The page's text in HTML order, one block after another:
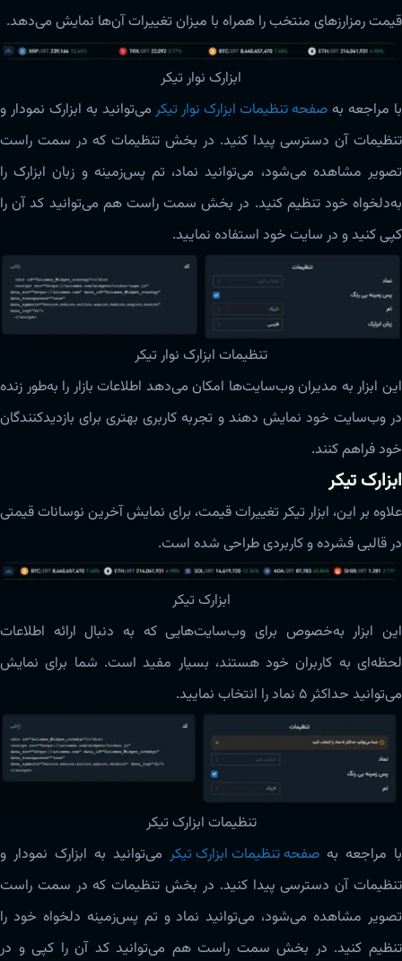
قیمت رمزارزهای منتخب را همراه با میزان تغییرات آن‌ها نمایش می‌دهد.
ابزارک نوار تیکر
با مراجعه به صفحه تنظیمات ابزارک نوار تیکرمی‌توانید به ابزارک نمودار و
تنظیمات آن دسترسی پیدا کنید. در بخش تنظیمات که در سمت راست
تصویر مشاهده می‌شود، می‌توانید نماد، تم پس‌زمینه و زبان ابزارک را
به‌دلخواه خود تنظیم کنید. در بخش سمت راست هم می‌توانید کد آن را
کپی کنید و در سایت خود استفاده نمایید.
تنظیمات ابزارک نوار تیکر
این ابزار به مدیران وب‌سایت‌ها امکان می‌دهد اطلاعات بازار را به‌طور زنده
در وب‌سایت خود نمایش دهند و تجربه کاربری بهتری برای بازدیدکنندگان
خود فراهم کنند.
ابزارک تیکر
علاوه بر این، ابزار تیکر تغییرات قیمت، برای نمایش آخرین نوسانات قیمتی
در قالبی فشرده و کاربردی طراحی شده است.
ابزارک تیکر
این ابزار به‌خصوص برای وب‌سایت‌هایی که به دنبال ارائه اطلاعات
لحظه‌ای به کاربران خود هستند، بسیار مفید است. شما برای نمایش
می‌توانید حداکثر ۵ نماد را انتخاب نمایید.
تنظیمات ابزارک تیکر
با مراجعه به صفحه تنظیمات ابزارک تیکر می‌توانید به ابزارک نمودار و
تنظیمات آن دسترسی پیدا کنید. در بخش تنظیمات که در سمت راست
تصویر مشاهده می‌شود، می‌توانید نماد و تم پس‌زمینه دلخواه خود را
تنظیم کنید. در بخش سمت راست هم می‌توانید کد آن را کپی و در